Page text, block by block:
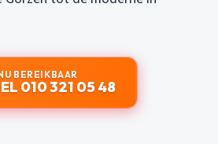
BEREIKBAAR
010 321 05 48